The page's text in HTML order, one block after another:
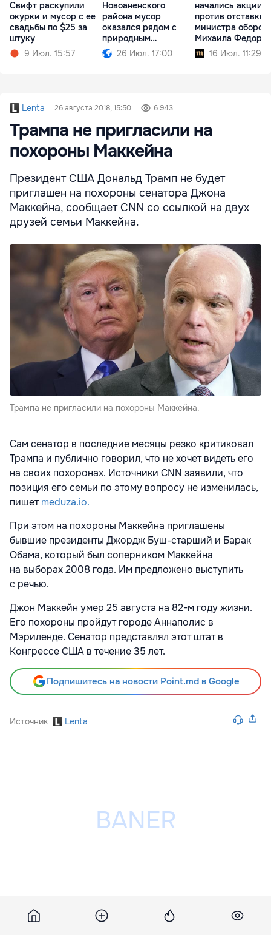
Свифт раскупили
окурки и мусор с ее
свадьбы по $25 за
штуку
9 Июл. 15:57
Новоаненского
района мусор
оказался рядом с
природным
памятником
26 Июл. 17:00
начались акции
против отставки
министра
Михаила
16 Июл. 11:29
Lenta 26 августа 2018, 15:50 6 943
Трампа не пригласили на
похороны Маккейна
Президент США Дональд Трамп не будет
приглашен на похороны сенатора Джона
Маккейна, сообщает CNN со ссылкой на двух
друзей семьи Маккейна.
Трампа не пригласили на похороны Маккейна.
Сам сенатор в последние месяцы резко критиковал
Трампа и публично говорил, что не хочет видеть его
на своих похоронах. Источники CNN заявили, что
позиция его семьи по этому вопросу не изменилась,
пишетmeduza.io.
При этом на похороны Маккейна приглашены
бывшие президенты Джордж Буш-старший и Барак
Обама, который был соперником Маккейна
на выборах 2008 года. Им предложено выступить
с речью.
Джон Маккейн умер 25 августа на 82-м году жизни.
Его похороны пройдут городе Аннаполис в
Мэриленде. Сенатор представлял этот штат в
Конгрессе США в течение 35 лет.
Подпишитесь на новости Point.md в Google
Источник Lenta